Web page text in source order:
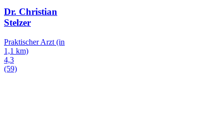
Dr. Christian
Stelzer
Praktischer Arzt (in
1,1 km)
4,3
(59)